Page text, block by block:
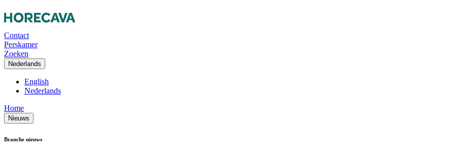
Contact
Perskamer
Zoeken
Nederlands
English
Nederlands
Home
Nieuws
Branche nieuws